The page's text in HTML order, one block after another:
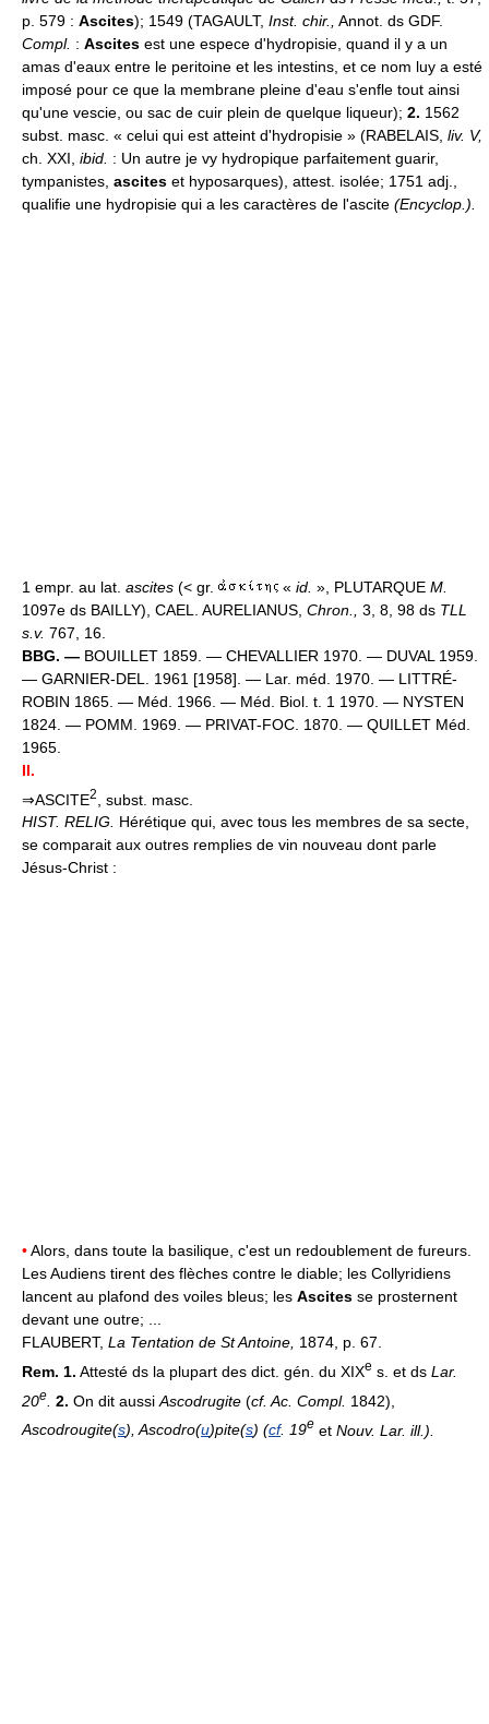
p. 579 : Ascites); 1549 (TAGAULT, Inst. chir.,
Annot. ds GDF.
Compl. : Ascites est une espece d'hydropisie, quand il y a un
amas d'eaux entre le peritoine et les intestins, et ce nom luy a esté
imposé pour ce que la membrane pleine d'eau s'enfle tout ainsi
qu'une vescie, ou sac de cuir plein de quelque liqueur); 2. 1562
subst. masc. « celui qui est atteint d'hydropisie » (RABELAIS, liv. V,
ch. XXI, ibid. : Un autre je vy hydropique parfaitement guarir,
tympanistes, ascites et hyposarques), attest. isolée; 1751 adj.,
qualifie une hydropisie qui a les caractères de l'ascite (Encyclop.).
1 empr. au lat. ascites (< gr. « id. », PLUTARQUE M.
1097e ds BAILLY), CAEL. AURELIANUS, Chron., 3, 8, 98 ds TLL
s.v. 767, 16.
BBG. — BOUILLET 1859. — CHEVALLIER 1970. — DUVAL 1959.
— GARNIER-DEL. 1961 [1958]. — Lar. méd. 1970. — LITTRÉ-
ROBIN 1865. — Méd. 1966. — Méd. Biol. t. 1 1970. — NYSTEN
1824. — POMM. 1969. — PRIVAT-FOC. 1870. — QUILLET Méd.
1965.
II.
⇒ASCITE2
, subst. masc.
HIST. RELIG. Hérétique qui, avec tous les membres de sa secte,
se comparait aux outres remplies de vin nouveau dont parle
Jésus-Christ :
•Alors, dans toute la basilique, c'est un redoublement de fureurs.
Les Audiens tirent des flèches contre le diable; les Collyridiens
lancent au plafond des voiles bleus; les Ascites se prosternent
devant une outre; ...
FLAUBERT, La Tentation de St Antoine, 1874, p. 67.
Rem. 1. Attesté ds la plupart des dict. gén. du XIXe s. et ds Lar.
20e 2. On dit aussi Ascodrugite (cf. Ac. Compl. 1842),
Ascodrougite(s), Ascodro(u)pite(s) (cf. 19e et Nouv. Lar. ill.).